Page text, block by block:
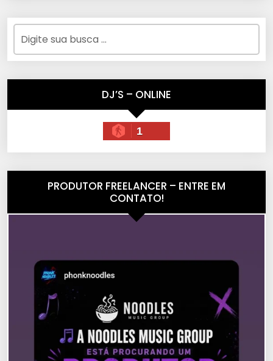
DJ’S – ONLINE
1
PRODUTOR FREELANCER – ENTRE EM
CONTATO!